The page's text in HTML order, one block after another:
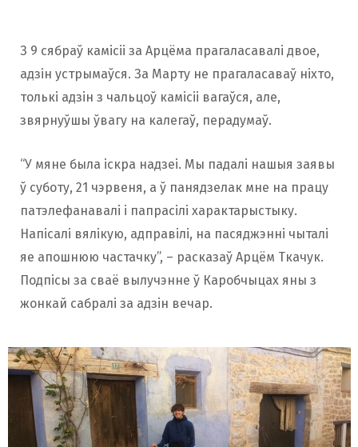
З 9 сябраў камісіі за Арцёма прагаласавалі двое,
адзін устрымаўся. За Марту не прагаласаваў ніхто,
толькі адзін з чальцоў камісіі вагаўся, але,
звярнуўшы ўвагу на калегаў, перадумаў.
“У мяне была іскра надзеі. Мы падалі нашыя заявы
ў суботу, 21 чэрвеня, а ў панядзелак мне на працу
патэлефанавалі і папрасілі характарыстыку.
Напісалі вялікую, адправілі, на пасяджэнні чыталі
яе апошнюю частачку”, – расказаў Арцём Ткачук.
Подпісы за сваё вылучэнне ў Каробчыцах яны з
жонкай сабралі за адзін вечар.